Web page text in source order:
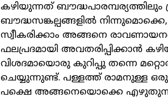
കഴിയുന്നത് ബൗദ്ധപാരമ്പര്യത്തിലും
ബൗദ്ധസങ്കല്പങ്ങളിൽ
സ്വീകരിക്കാം അങ്ങനെ
ഫലപ്രദമായി അവതരിപ്പിക്കാൻ
വിശദമായൊരു കുറിപ്പു തന്നെ
ചെയ്യുന്നുണ്ട്. പള്ളത്ത് രാമനുള്ള ഒരു
പക്ഷെ അങ്ങനെയൊക്കെ